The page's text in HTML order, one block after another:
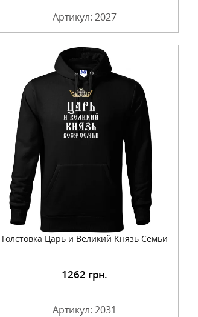
Артикул: 2027
Толстовка Царь и Великий Князь Семьи
1262 грн.
Артикул: 2031